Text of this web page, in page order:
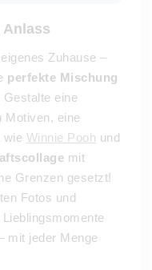
Anlass
Zuhause –
perfekte Mischung
Gestalte eine
Motiven, eine
wie Winnie Pooh und
mit
Grenzen gesetzt!
Fotos und
mit jeder Menge